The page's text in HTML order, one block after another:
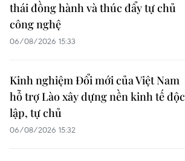
thái đồng hành và thúc đẩy tự chủ
công nghệ
06/08/2026 15:33
Kinh nghiệm Đổi mới của Việt Nam
hỗ trợ Lào xây dựng nền kinh tế độc
lập, tự chủ
06/08/2026 15:32